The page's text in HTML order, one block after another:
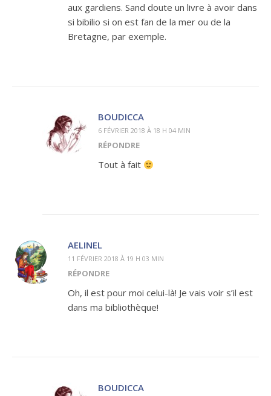
aux gardiens. Sand doute un livre à avoir dans
si bibilio si on est fan de la mer ou de la
Bretagne, par exemple.
BOUDICCA
6 FÉVRIER 2018 À 18 H 04 MIN
RÉPONDRE
Tout à fait
AELINEL
11 FÉVRIER 2018 À 19 H 03 MIN
RÉPONDRE
Oh, il est pour moi celui-là! Je vais voir s’il est
dans ma bibliothèque!
BOUDICCA